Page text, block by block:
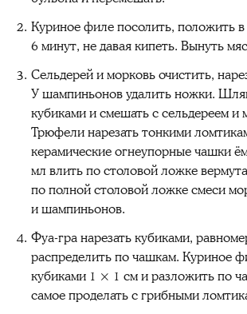
Куриное филе посолить, положить
6 минут, не давая кипеть. Вынуть
Сельдерей и морковь очистить,
У шампиньонов удалить ножки.
кубиками и смешать с сельдереем и
Трюфели нарезать тонкими
керамические огнеупорные чашки
мл влить по столовой ложке
по полной столовой ложке смеси
и шампиньонов.
Фуа-гра нарезать кубиками,
распределить по чашкам. Куриное
кубиками 1 × 1 см и разложить по
самое проделать с грибными